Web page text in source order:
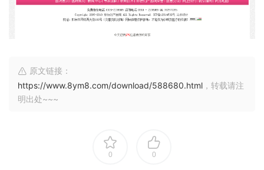
原文链接：
https://www.8ym8.com/download/588680.html ，转载请注
明出处~~~
0 0